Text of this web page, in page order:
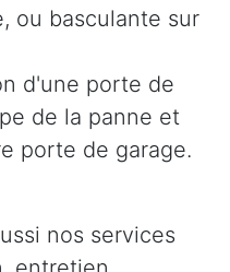
ou basculante sur
d'une porte de
de la panne et
porte de garage.
nos services